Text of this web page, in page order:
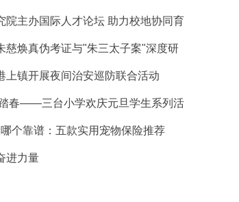
院主办国际人才论坛 助力校地协同育
慈焕真伪考证与"朱三太子案"深度研
上镇开展夜间治安巡防联合活动
春——三台小学欢庆元旦学生系列活
个靠谱：五款实用宠物保险推荐
进力量